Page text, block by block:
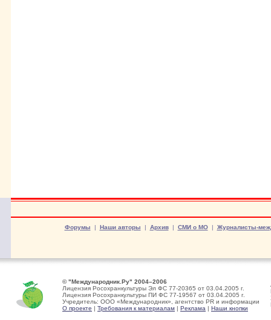
Форумы | Наши авторы | Архив| СМИ о МО| Журналисты-
© "Международник.Ру" 2004–2006
Лицензия Росохранкультуры Эл ФС 77-20365 от 03.04.2005 г.
Лицензия Росохранкультуры ПИ ФС 77-19567 от 03.04.2005 г.
Учредитель: ООО «Международник», агентство PR и информации
О проекте | Требования к материалам | Реклама | Наши кнопки